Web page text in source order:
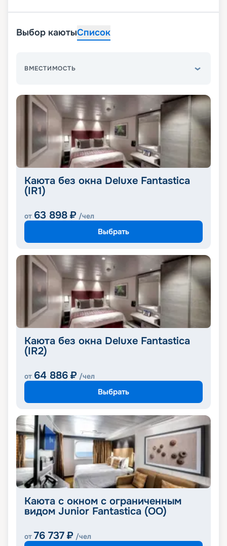
Выбор каютыСписок
ВМЕСТИМОСТЬ
Каюта без окна Deluxe Fantastica
(IR1)
от 63 898 ₽ /чел
Выбрать
Каюта без окна Deluxe Fantastica
(IR2)
от 64 886 ₽ /чел
Выбрать
Каюта с окном с ограниченным
видом Junior Fantastica (OO)
от 76 737 ₽ /чел